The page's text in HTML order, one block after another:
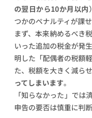
の翌日から10か月以内
つかのペナルティが課せ
まず、本来納めるべき税
いった追加の税金が発
明した「配偶者の税額
た、税額を大きく減ら
ってしまいます。
「知らなかった」では
申告の要否は慎重に判